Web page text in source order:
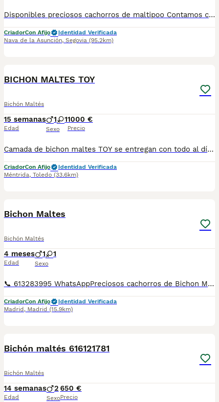
Disponibles preciosos cachorros de maltipoo Contamos con hembras y machos. Somos un criadero familiar y te ofrecemos la posibilidad de venir a conocer a los cachorros en persona o mediante videollamada. Entregamos a los cachorros con todo en regla: • Vacunas correspondientes a su edad • Desparasitación interna y externa • Cartilla sanitaria • Revisión veterinaria • Pasaporte • Microchip • Contrato de adopción con garantías Realizamos entregas en toda la península, incluyendo: Galicia, Cantabria, País Vasco, Barcelona, Zaragoza, Huesca, Valencia, Castilla-La Mancha, Castilla y León, , Murcia y Andalucía. Para cualquier consulta o para recibir fotos y vídeos de los cachorros, no dudes en contactarnos. También puedes ver más en nuestro perfil: [@cachorrospippiespremium]. 📞 Teléfono y WhatsApp: 663 736 099 Atendemos de lunes a domingo. Preguntar por Carla. ¡Estaremos encantados de ayudarte!
CriadorCon Afijo
Identidad Verificada
Nava de la Asunción, Segovia (95.2km)
BICHON MALTES TOY
Bichón Maltés
15 semanas
Edad
1 1
Sexo
1000 €
Precio
Camada de bichon maltes TOY se entregan con todo al día en cuanto a vacunación, desparasitación interna y externa, microchip y pasaporte con procedencia lícita de centro canino profesional. Revisión veterinaria. Nos dedicamos profesionalmente al mundo del cachorro desde hace más de 17 años ,centro canino del Valle caprice, es nuestro nombre , criadores profesionales , residencia canina y veterinarios, que mejor sitio para adquirir tu nuevo miembro familiar. Núcleo de cria ES450990000078 Pueden encontrarnos de igual modo en la pagina oficial de la canina de España como uno de los pocos criadores recomendados y registrados , www.rsce.es Los precios son desde más IVA según cachorro, camada y época. Pregunten disponibilidad y precios Pregunten sin compromiso , y le damos cita para venir a ver a los peques a nuestro centro canino, pueden ver nuestras referencias como mejor criadero en Google , y redes sociales así como en nuestra web Web www.delvallecaprice.com
CriadorCon Afijo
Identidad Verificada
Méntrida, Toledo (33.6km)
Bichon Maltes
Bichón Maltés
4 meses
Edad
1 1
Sexo
📞 613283995 WhatsAppPreciosos cachorros de Bichon Maltes de Linea Coreana . Disponemos de machos y de hembras a cual mas lindo . Entregamos vacunados desparasitados cartilla sanitaria y garantías de enfermedades víricas y congénitas de un año . Mandamos a toda España y puedes pagar cuando llegue el cachorrito tenemos transporte propio para la entrega
CriadorCon Afijo
Identidad Verificada
Madrid , Madrid (15.9km)
Bichón maltés 616121781
Bichón Maltés
14 semanas
Edad
2
Sexo
650 €
Precio